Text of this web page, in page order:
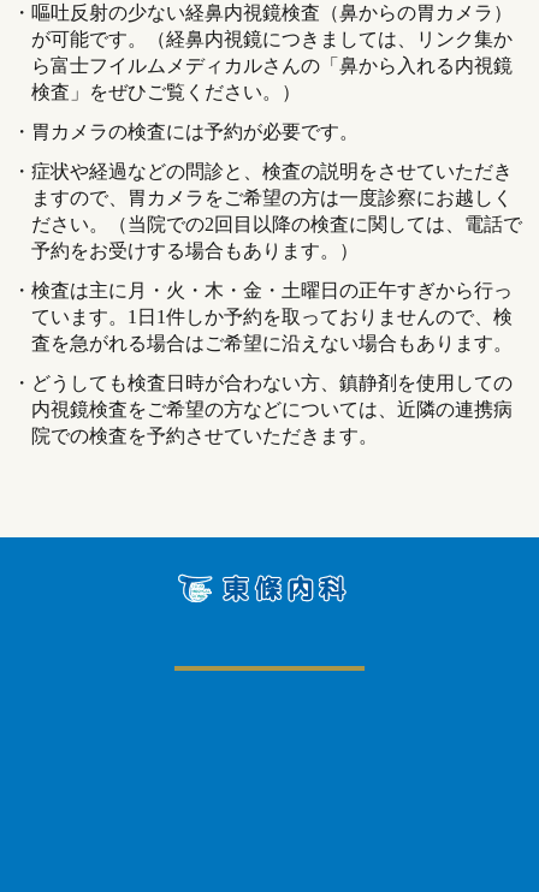
嘔吐反射の少ない経鼻内視鏡検査（鼻からの胃カメラ）
が可能です。（経鼻内視鏡につきましては、リンク集か
ら富士フイルムメディカルさんの「鼻から入れる内視鏡
検査」をぜひご覧ください。）
胃カメラの検査には予約が必要です。
症状や経過などの問診と、検査の説明をさせていただき
ますので、胃カメラをご希望の方は一度診察にお越しく
ださい。（当院での2回目以降の検査に関しては、電話で
予約をお受けする場合もあります。）
検査は主に月・火・木・金・土曜日の正午すぎから行っ
ています。1日1件しか予約を取っておりませんので、検
査を急がれる場合はご希望に沿えない場合もあります。
どうしても検査日時が合わない方、鎮静剤を使用しての
内視鏡検査をご希望の方などについては、近隣の連携病
院での検査を予約させていただきます。